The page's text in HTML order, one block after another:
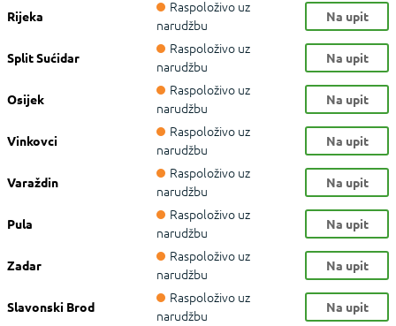
Rijeka
Raspoloživo uz
narudžbu
Na upit
Split Sućidar
Raspoloživo uz
narudžbu
Na upit
Osijek
Raspoloživo uz
narudžbu
Na upit
Vinkovci
Raspoloživo uz
narudžbu
Na upit
Varaždin
Raspoloživo uz
narudžbu
Na upit
Pula
Raspoloživo uz
narudžbu
Na upit
Zadar
Raspoloživo uz
narudžbu
Na upit
Slavonski Brod
Raspoloživo uz
narudžbu
Na upit